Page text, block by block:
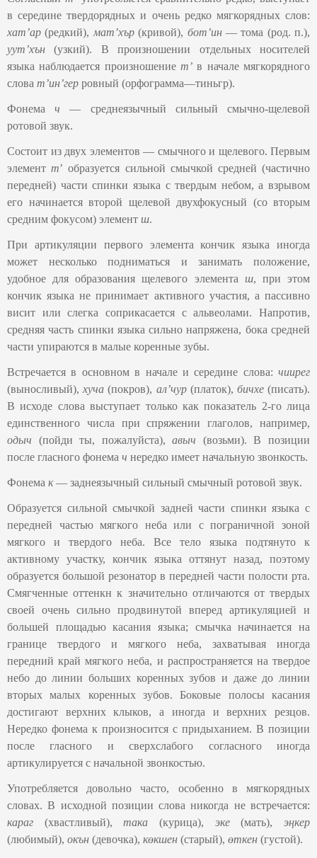
в середине твердорядных и очень редко мягкорядных слов:
хатʼар(редкий), матʼхър(кривой), ботʼин — тома (род. п.),
уут’хън(узкий). В произношении отдельных носителей
языка наблюдается произношение т’ в начале мягкорядного
слова т’ин’гер ровный (орфограмма—тиньгр).
Фонемач― среднеязычный сильный смычно-щелевой
ротовой звук.
Состоит из двух элементов — смычного и щелевого. Первым
элементтʼ образуется сильной смычкой средней (частично
передней) части спинки языка с твердым небом, а взрывом
его начинается второй щелевой двухфокусный (со вторым
средним фокусом) элемент ш.
При артикуляции первого элемента кончик языка иногда
может несколько подниматься и занимать положение,
удобное для образования щелевого элемента ш, при этом
кончик языка не принимает активного участия, а пассивно
висит или слегка соприкасается с альвеолами. Напротив,
средняя часть спинки языка сильно напряжена, бока средней
части упираются в малые коренные зубы.
Встречается в основном в начале и середине слова: чиирег
(выносливый),хуча(покров), ал’чур (платок), бичхе(писать).
В исходе слова выступает только как показатель 2-го лица
единственного числа при спряжении глаголов, например,
одыч (пойди ты, пожалуйста),авыч (возьми). В позиции
после гласного фонема ч нередко имеет начальную звонкость.
Фонема к— заднеязычный сильный смычный ротовой звук.
Образуется сильной смычкой задней части спинки языка с
передней частью мягкого неба или с пограничной зоной
мягкого и твердого неба. Все тело языка подтянуто к
активному участку, кончик языка оттянут назад, поэтому
образуется большой резонатор в передней части полости рта.
Смягченные оттенкн к значительно отличаются от твердых
своей очень сильно продвинутой вперед артикуляцией и
большей площадью касания языка; смычка начинается на
границе твердого и мягкого неба, захватывая иногда
передний край мягкого неба, и распространяется на твердое
небо до линии больших коренных зубов и даже до линии
вторых малых коренных зубов. Боковые полосы касания
достигают верхних клыков, а иногда и верхних резцов.
Нередко фонема к произносится с придыханием. В позиции
после гласного и сверхслабого согласного иногда
артикулируется с начальной звонкостью.
Употребляется довольно часто, особенно в мягкорядных
словах. В исходной позиции слова никогда не встречается:
караг (хвастливый),така(курица), эке(мать),эңкер
(любимый), окън (девочка), көкшен (старый), өткен (густой).